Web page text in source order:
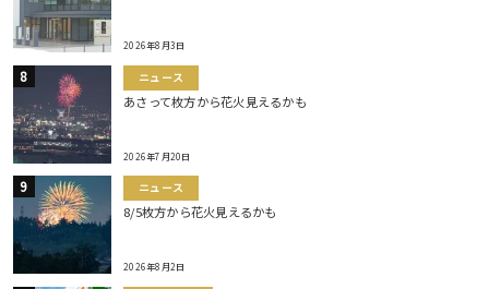
2026年8月3日
ニュース
あさって枚方から花火見えるかも
2026年7月20日
ニュース
8/5枚方から花火見えるかも
2026年8月2日